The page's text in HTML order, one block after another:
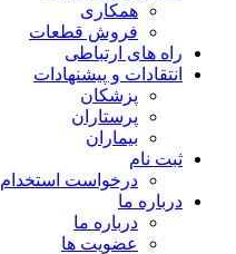
همکاری
فروش قطعات
راه های ارتباطی
انتقادات و پيشنهادات
پزشكان
پرستاران
بيماران
ثبت نام
درخواست استخدام
درباره ما
درباره ما
عضویت ها